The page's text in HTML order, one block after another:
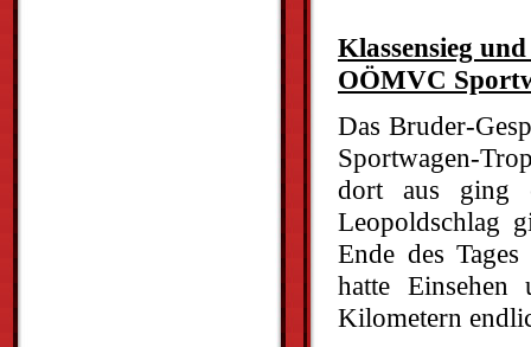
Klassensieg
OÖMVC
Das Bruder-
Sportwagen-
dort aus ging
Leopoldschlag
Ende des
hatte
Kilometern